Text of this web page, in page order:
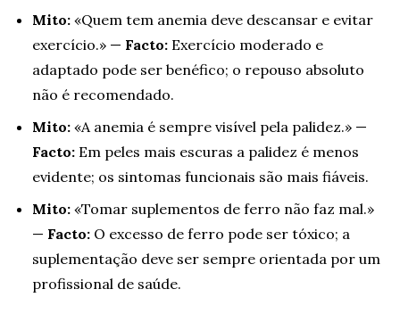
Mito: «Quem tem anemia deve descansar e evitar
exercício.» — Facto: Exercício moderado e
adaptado pode ser benéfico; o repouso absoluto
não é recomendado.
Mito: «A anemia é sempre visível pela palidez.» —
Facto: Em peles mais escuras a palidez é menos
evidente; os sintomas funcionais são mais fiáveis.
Mito: «Tomar suplementos de ferro não faz mal.»
— Facto: O excesso de ferro pode ser tóxico; a
suplementação deve ser sempre orientada por um
profissional de saúde.